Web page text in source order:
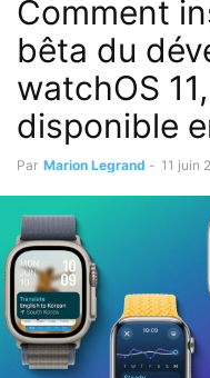
Comment
bêta du
watchOS
disponible
Par Marion Legrand - 11 juin